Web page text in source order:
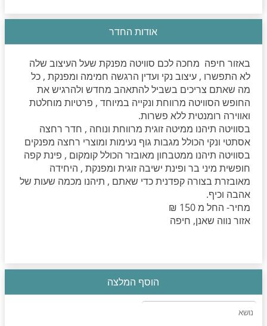
אודות החדר
באזור חיפה מחכה לכם סוויטה מפנקת שעל העיצוב שלה
לא התפשרו , עיצוב נקי ועדין הרגשה חמימה ומפנקת , כל
מה שאתם צריכים בשביל להתאהב מחדש ולהרגיש את
החופש הסוויטה מרווחת ונקייה במיוחד , פרטיות מוחלטת
ואווירה רומנטית ללא פשרות.
בסוויטה תיהנו ממיטה זוגית מרווחת ונוחה , חדר רחצה
אסתטי ונקי הכולל מגבות גוף נעימות ומוצרי רחצה מפנקים
בסוויטה תיהנו ממטבחון מאובזר הכולל קומקום , פינת קפה
חופשית מיני בר ופינת ישיבה זוגית ומפנקת , היחידה
מאובזרת בצורה קפדנית כדי שאתם , תיהנו מכמה שעות של
אהבה וכיף.
מחיר- החל מ 150 ₪
אזור נווה שאנן, חיפה
הוסף המלצה